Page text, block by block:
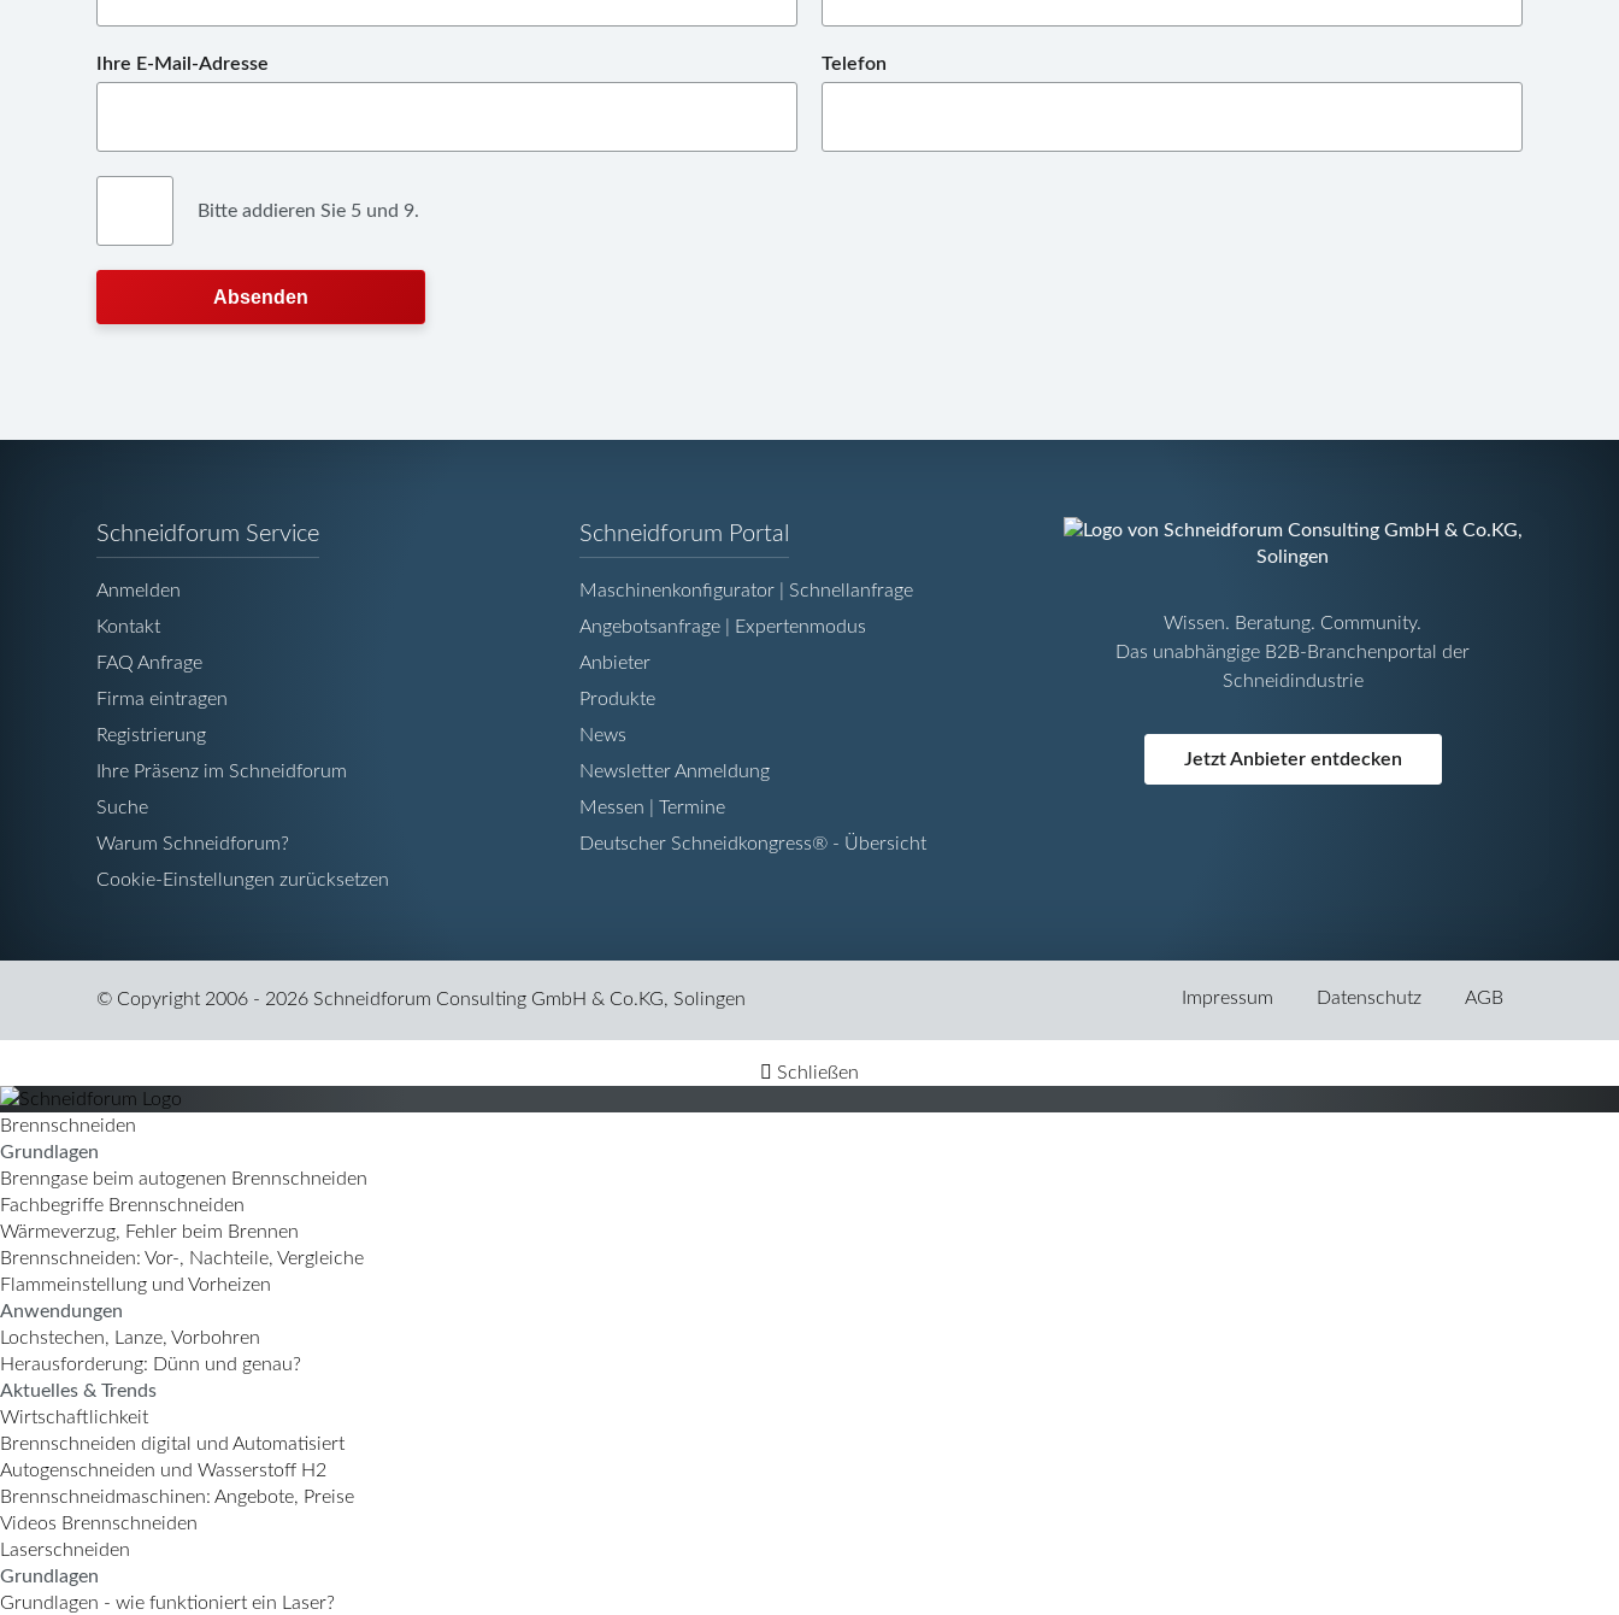
Ihre E-Mail-Adresse Telefon
Bitte addieren Sie 5 und 9.
Absenden
Schneidforum ServiceNavigation
überspringen
Anmelden
Kontakt
FAQ Anfrage
Firma eintragen
Registrierung
Ihre Präsenz im Schneidforum
Suche
Warum Schneidforum?
Cookie-Einstellungen zurücksetzen
Schneidforum Portal
überspringen
Maschinenkonfigurator | Schnellanfrage
Angebotsanfrage | Expertenmodus
Anbieter
Produkte
News
Newsletter Anmeldung
Messen | Termine
Deutscher Schneidkongress® - Übersicht
Wissen. Beratung. Community.
Das unabhängige B2B-Branchenportal der
Schneidindustrie
Jetzt Anbieter entdecken
© Copyright 2006 - 2026 Schneidforum Consulting GmbH & Co.KG, Solingen
überspringen
Impressum Datenschutz AGB
Schließen
Brennschneiden
Grundlagen
Brenngase beim autogenen Brennschneiden
Fachbegriffe Brennschneiden
Wärmeverzug, Fehler beim Brennen
Brennschneiden: Vor-, Nachteile, Vergleiche
Flammeinstellung und Vorheizen
Anwendungen
Lochstechen, Lanze, Vorbohren
Herausforderung: Dünn und genau?
Aktuelles & Trends
Wirtschaftlichkeit
Brennschneiden digital und Automatisiert
Autogenschneiden und Wasserstoff H2
Brennschneidmaschinen: Angebote, Preise
Videos Brennschneiden
Laserschneiden
Grundlagen
Grundlagen - wie funktioniert ein Laser?